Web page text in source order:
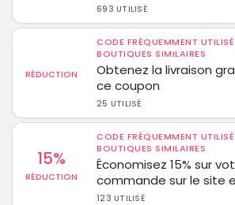
693 UTILISÉ
RÉDUCTION
CODE FRÉQUEMMENT
BOUTIQUES SIMILAIRES
Obtenez la livraison
ce coupon
25 UTILISÉ
15%
RÉDUCTION
CODE FRÉQUEMMENT
BOUTIQUES SIMILAIRES
Économisez 15% sur
commande sur le site
123 UTILISÉ